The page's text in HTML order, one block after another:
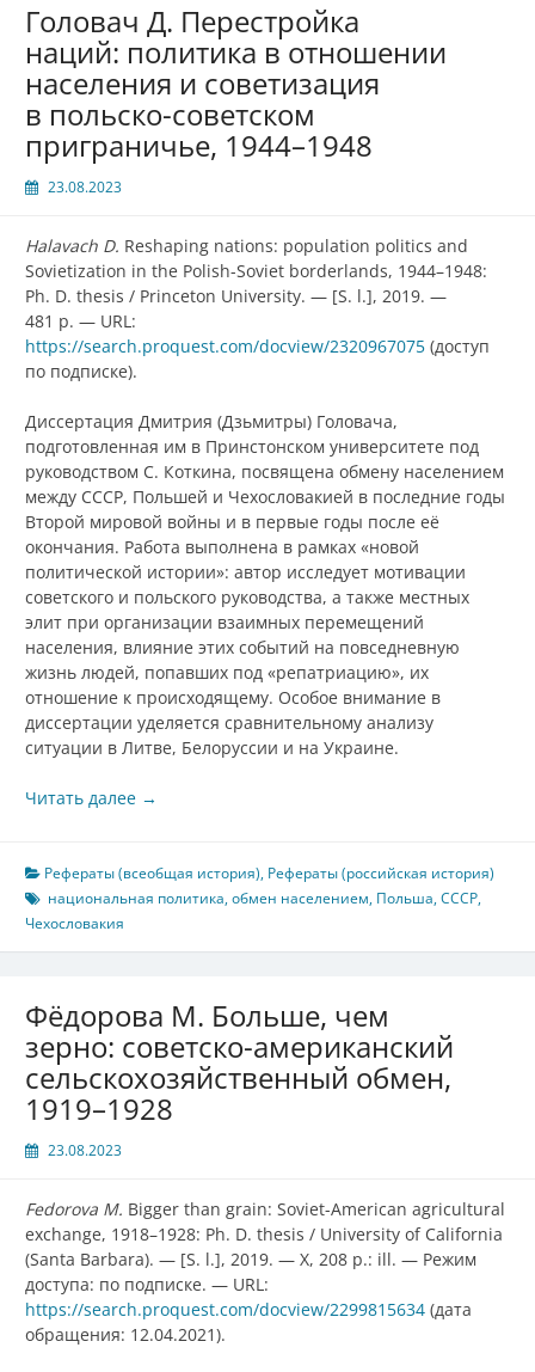
Головач Д. Перестройка
наций: политика в отношении
населения и советизация
в польско-советском
приграничье, 1944–1948
23.08.2023
Halavach D. Reshaping nations: population politics and
Sovietization in the Polish-Soviet borderlands, 1944–1948:
Ph. D. thesis / Princeton University. — [S. l.], 2019. —
481 p. — URL:
https://search.proquest.com/docview/2320967075 (доступ
по подписке).
Диссертация Дмитрия (Дзьмитры) Головача,
подготовленная им в Принстонском университете под
руководством С. Коткина, посвящена обмену населением
между СССР, Польшей и Чехословакией в последние годы
Второй мировой войны и в первые годы после её
окончания. Работа выполнена в рамках «новой
политической истории»: автор исследует мотивации
советского и польского руководства, а также местных
элит при организации взаимных перемещений
населения, влияние этих событий на повседневную
жизнь людей, попавших под «репатриацию», их
отношение к происходящему. Особое внимание в
диссертации уделяется сравнительному анализу
ситуации в Литве, Белоруссии и на Украине.
Читать далее →
Рефераты (всеобщая история), Рефераты (российская история)
национальная политика,обмен населением, Польша,СССР,
Чехословакия
Фёдорова М. Больше, чем
зерно: советско-американский
сельскохозяйственный обмен,
1919–1928
23.08.2023
Fedorova M. Bigger than grain: Soviet-American agricultural
exchange, 1918–1928: Ph. D. thesis / University of California
(Santa Barbara). — [S. l.], 2019. — X, 208 p.: ill. — Режим
доступа: по подписке. — URL:
https://search.proquest.com/docview/2299815634 (дата
обращения: 12.04.2021).